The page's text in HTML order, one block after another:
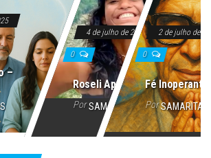
–
4 de julho de 2025
0
Roseli Aparecida
Por SAMARITANOS
2 de julho de
0
Fé Inoperante
Por